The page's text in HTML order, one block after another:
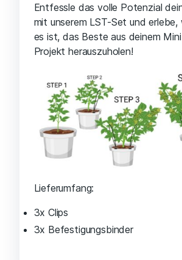
Entfessle das volle Potenzial
mit unserem LST-Set und erlebe,
es ist, das Beste aus deinem
Projekt herauszuholen!
Lieferumfang:
3x Clips
3x Befestigungsbinder